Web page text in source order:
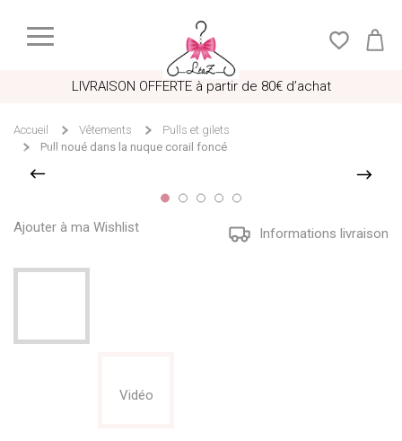
LIVRAISON OFFERTE à partir de 80€ d’achat
Accueil Vêtements
Pulls et gilets
Pull noué dans la nuque corail foncé
Ajouter à ma Wishlist Informations livraison
Vidéo